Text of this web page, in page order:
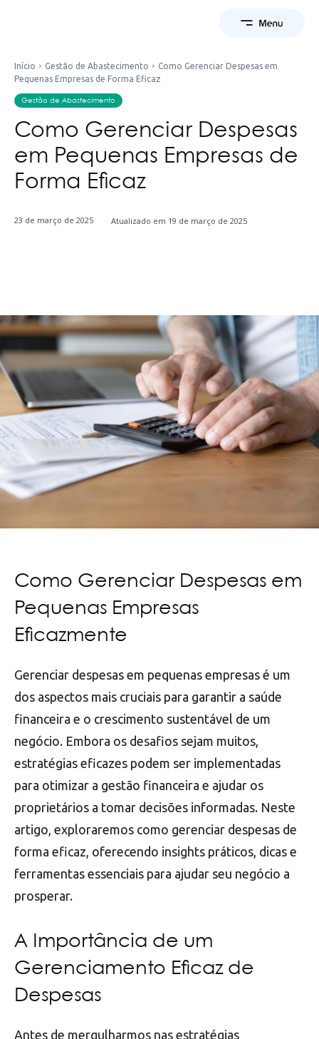
Início Gestão de Abastecimento
Como Gerenciar Despesas em
Pequenas Empresas de Forma Eficaz
Gestão de Abastecimento
Como Gerenciar Despesas
em Pequenas Empresas de
Forma Eficaz
23 de março de 2025 Atualizado em 19 de março de 2025
Como Gerenciar Despesas em
Pequenas Empresas
Eficazmente
Gerenciar despesas em pequenas empresas é um
dos aspectos mais cruciais para garantir a saúde
financeira e o crescimento sustentável de um
negócio. Embora os desafios sejam muitos,
estratégias eficazes podem ser implementadas
para otimizar a gestão financeira e ajudar os
proprietários a tomar decisões informadas. Neste
artigo, exploraremos como gerenciar despesas de
forma eficaz, oferecendo insights práticos, dicas e
ferramentas essenciais para ajudar seu negócio a
prosperar.
A Importância de um
Gerenciamento Eficaz de
Despesas
Antes de mergulharmos nas estratégias